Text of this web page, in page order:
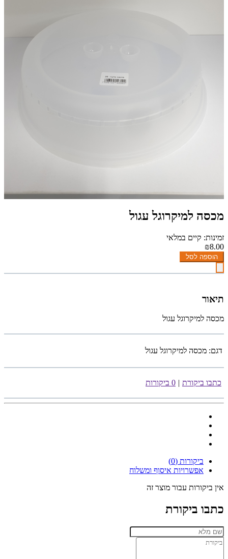
מכסה למיקרוגל עגול
זמינות: קיים במלאי
₪8.00
הוספה לסל
תיאור
מכסה למיקרוגל עגול
דגם: מכסה למיקרוגל עגול
כתבו ביקורת | 0 ביקורות
ביקורות (0)
אפשרויות איסוף ומשלוח
אין ביקורות עבור מוצר זה
כתבו ביקורת